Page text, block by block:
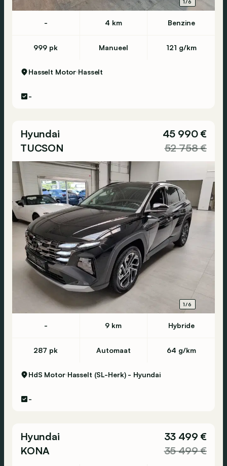
1/6
- 4 km Benzine
999 pk Manueel 121 g/km
Hasselt Motor Hasselt
-
Hyundai
TUCSON
45 990 €
52 758 €
1/6
- 9 km Hybride
287 pk Automaat 64 g/km
HdS Motor Hasselt (SL-Herk) - Hyundai
-
Hyundai
KONA
33 499 €
35 499 €